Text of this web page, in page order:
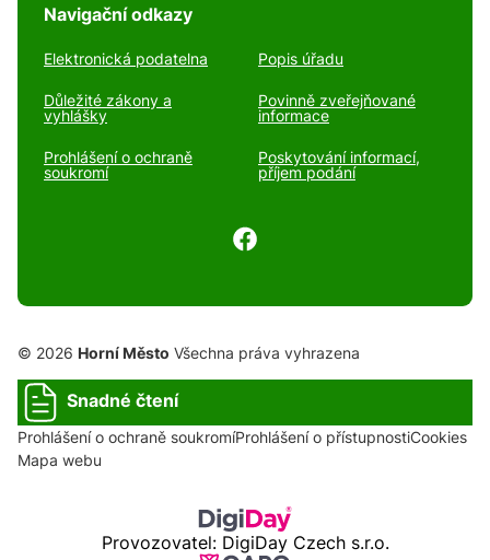
Navigační odkazy
Elektronická podatelna Popis úřadu
Důležité zákony a
vyhlášky
Povinně zveřejňované
informace
Prohlášení o ochraně
soukromí
Poskytování informací,
příjem podání
© 2026 Horní Město Všechna práva vyhrazena
Snadné čtení
Prohlášení o ochraně soukromíProhlášení o přístupnostiCookies
Mapa webu
Provozovatel: DigiDay Czech s.r.o.